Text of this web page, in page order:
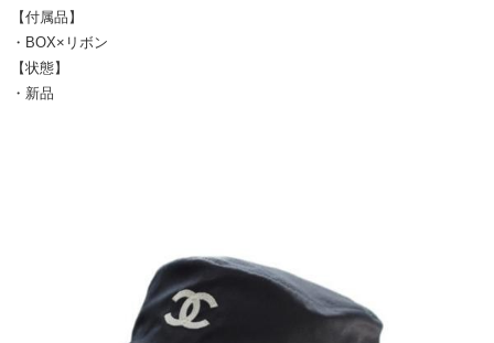
【付属品】
・BOX×リボン
【状態】
・新品